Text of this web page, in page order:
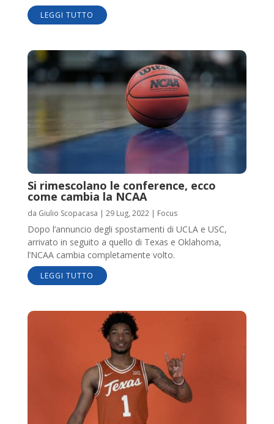
LEGGI TUTTO
Si rimescolano le conference, ecco
come cambia la NCAA
da Giulio Scopacasa | 29 Lug, 2022| Focus
Dopo l’annuncio degli spostamenti di UCLA e USC,
arrivato in seguito a quello di Texas e Oklahoma,
l’NCAA cambia completamente volto.
LEGGI TUTTO